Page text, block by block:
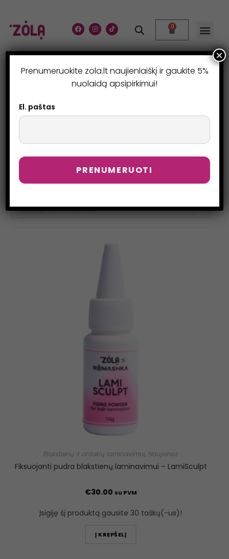
0
NAUJIENOS
> Produktai
Numatytasis rikiavimas
Blakstienų ir antakių laminavimui, Naujienos
Fiksuojanti pudra blakstienų laminavimui – LamiSculpt
€30.00 su PVM
Įsigiję šį produktą gausite 30 taškų(-us)!
Į KREPŠELĮ
Prenumeruokite zola.lt naujienlaiškį ir gaukite 5%
nuolaidą apsipirkimui!
El. paštas
×